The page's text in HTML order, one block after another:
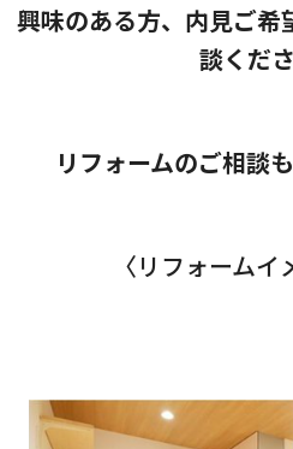
興味のある方、内見ご希
談くだ
リフォームのご相談
〈リフォームイ